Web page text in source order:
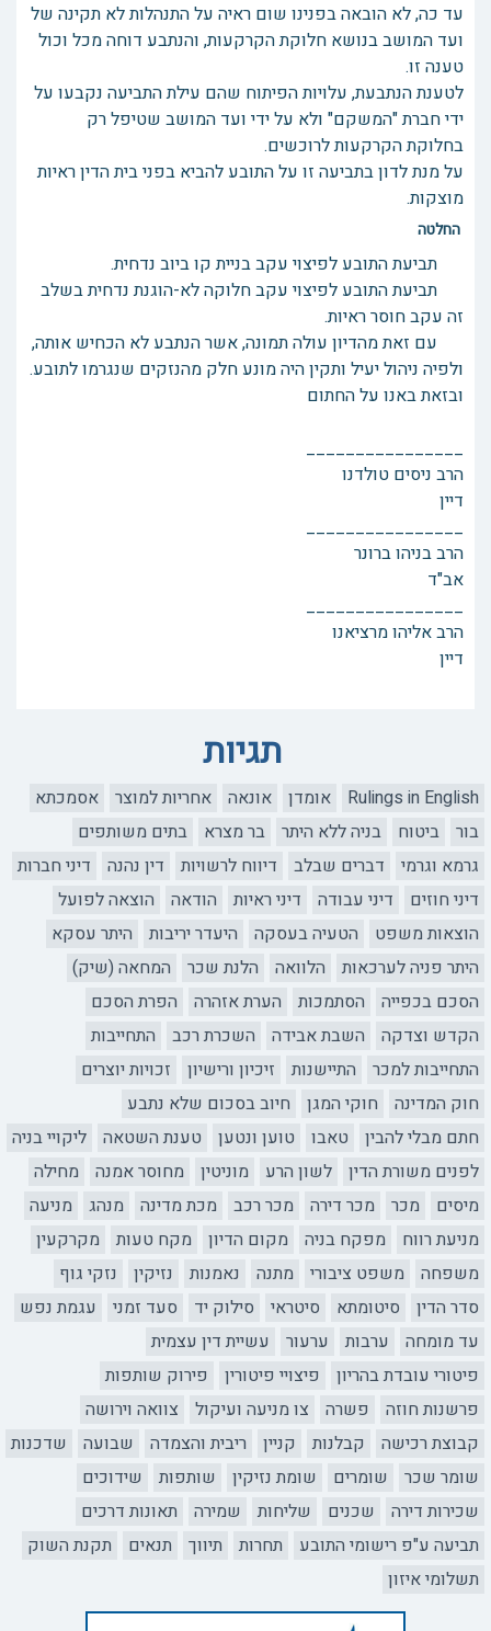
עד כה, לא הובאה בפנינו שום ראיה על התנהלות לא תקינה של
ועד המושב בנושא חלוקת הקרקעות, והנתבע דוחה מכל וכול
טענה זו.
לטענת הנתבעת, עלויות הפיתוח שהם עילת התביעה נקבעו על
ידי חברת "המשקם" ולא על ידי ועד המושב שטיפל רק
בחלוקת הקרקעות לרוכשים.
על מנת לדון בתביעה זו על התובע להביא בפני בית הדין ראיות
מוצקות.
החלטה
תביעת התובע לפיצוי עקב בניית קו ביוב נדחית.
תביעת התובע לפיצוי עקב חלוקה לא-הוגנת נדחית בשלב
זה עקב חוסר ראיות.
עם זאת מהדיון עולה תמונה, אשר הנתבע לא הכחיש אותה,
ולפיה ניהול יעיל ותקין היה מונע חלק מהנזקים שנגרמו לתובע.
ובזאת באנו על החתום
________________
הרב ניסים טולדנו
דיין
________________
הרב בניהו ברונר
אב"ד
________________
הרב אליהו מרציאנו
דיין
תגיות
Rulings in English אומדן אונאה אחריות למוצר
אסמכתא
בור
ביטוח בניה ללא היתר בר מצרא
בתים משותפים
גרמא וגרמי
דברים שבלב דיווח לרשויות דין נהנה
דיני חברות
דיני חוזים
דיני עבודה דיני ראיות הודאה
הוצאה לפועל
הוצאות משפט
הטעיה בעסקה היעדר יריבות
היתר עסקא
היתר פניה לערכאות
הלוואה הלנת שכר
המחאה (שיק)
הסכם בכפייה
הסתמכות הערת אזהרה
הפרת הסכם
הקדש וצדקה
השבת אבידה השכרת רכב
התחייבות
התחייבות למכר
התיישנות זיכיון ורישיון
זכויות יוצרים
חוק המדינה
חוקי המגן
חיוב בסכום שלא נתבע
חתם מבלי להבין
טאבו טוען ונטען טענת השטאה
ליקויי בניה
לפנים משורת הדין
לשון הרע מוניטין מחוסר אמנה
מחילה
מיסים
מכר מכר דירה מכר רכב מכת מדינה מנהג
מניעה
מניעת רווח
מפקח בניה מקום הדיון מקח טעות
מקרקעין
משפחה
משפט ציבורי מתנה נאמנות נזיקין
נזקי גוף
סדר הדין
סיטומתא סיטראי סילוק יד סעד זמני
עגמת נפש
עד מומחה
ערבות ערעור
עשיית דין עצמית
פיטורי עובדת בהריון
פיצויי פיטורין
פירוק שותפות
פרשנות חוזה
פשרה צו מניעה ועיקול
צוואה וירושה
קבוצת רכישה
קבלנות קניין ריבית והצמדה שבועה
שדכנות
שומר שכר
שומרים שומת נזיקין שותפות
שידוכים
שכירות דירה
שכנים שליחות שמירה
תאונות דרכים
תביעה ע"פ רישומי התובע
תחרות תיווך תנאים
תקנת השוק
תשלומי איזון